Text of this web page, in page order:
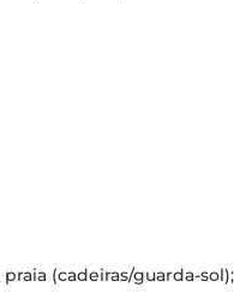
(cadeiras/guarda-sol);